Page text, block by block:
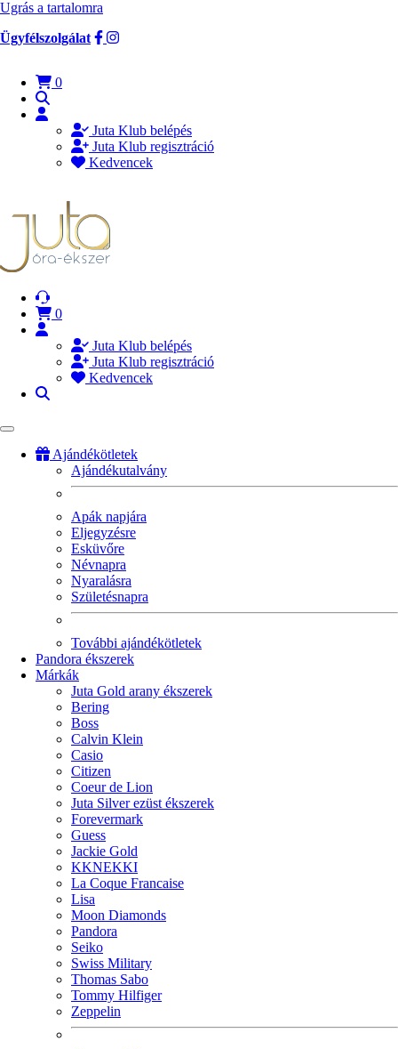
Ugrás a tartalomra
Ügyfélszolgálat
0
Juta Klub belépés
Juta Klub regisztráció
Kedvencek
0
Juta Klub belépés
Juta Klub regisztráció
Kedvencek
Ajándékötletek
Ajándékutalvány
Apák napjára
Eljegyzésre
Esküvőre
Névnapra
Nyaralásra
Születésnapra
További ajándékötletek
Pandora ékszerek
Márkák
Juta Gold arany ékszerek
Bering
Boss
Calvin Klein
Casio
Citizen
Coeur de Lion
Juta Silver ezüst ékszerek
Forevermark
Guess
Jackie Gold
KKNEKKI
La Coque Francaise
Lisa
Moon Diamonds
Pandora
Seiko
Swiss Military
Thomas Sabo
Tommy Hilfiger
Zeppelin